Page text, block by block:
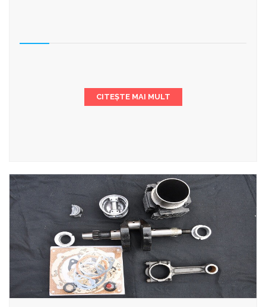
CITEȘTE MAI MULT